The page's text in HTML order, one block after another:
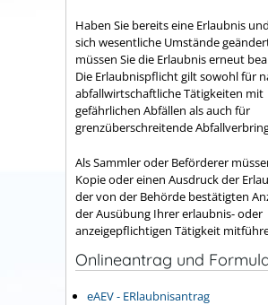
Haben Sie bereits eine Erlaubnis
sich wesentliche Umstände
müssen Sie die Erlaubnis erneut
Die Erlaubnispflicht gilt sowohl für
abfallwirtschaftliche Tätigkeiten mit
gefährlichen Abfällen als auch für
grenzüberschreitende
Als Sammler oder Beförderer
Kopie oder einen Ausdruck der
der von der Behörde bestätigten
der Ausübung Ihrer erlaubnis- oder
anzeigepflichtigen Tätigkeit
Onlineantrag und
eAEV - ERlaubnisantrag